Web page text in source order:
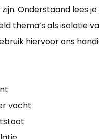
Onderstaand lees
thema’s als isolatie
hiervoor ons
vocht